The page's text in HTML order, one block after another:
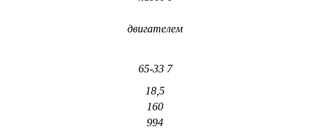
двигателем
65-33 7
18,5
160
994